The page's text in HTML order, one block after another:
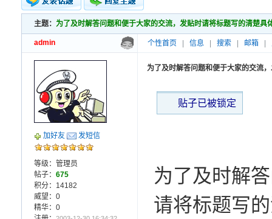
新的主题
投票帖
小字报
主题： 为了及时解答问题和便于大家的交流，发贴时请将标题写的清楚具
admin 个性首页 信息 搜索 邮箱
加好友 发短信
等级：管理员
帖子： 675
积分：14182
威望：0
精华：0
为了及时解答问题和便于大家的交流
贴子已被锁定
为了及时解
请将标题写